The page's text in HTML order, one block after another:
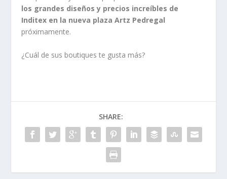
los grandes diseños y precios increíbles de
Inditex en la nueva plaza Artz Pedregal
próximamente.
¿Cuál de sus boutiques te gusta más?
SHARE: